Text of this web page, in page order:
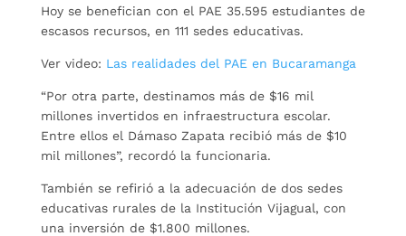
Hoy se benefician con el PAE 35.595 estudiantes de
escasos recursos, en 111 sedes educativas.
Ver video: Las realidades del PAE en Bucaramanga
“Por otra parte, destinamos más de $16 mil
millones invertidos en infraestructura escolar.
Entre ellos el Dámaso Zapata recibió más de $10
mil millones”, recordó la funcionaria.
También se refirió a la adecuación de dos sedes
educativas rurales de la Institución Vijagual, con
una inversión de $1.800 millones.